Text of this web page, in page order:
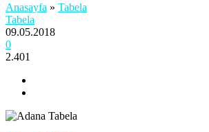
Anasayfa » Tabela
Tabela
09.05.2018
0
2.401